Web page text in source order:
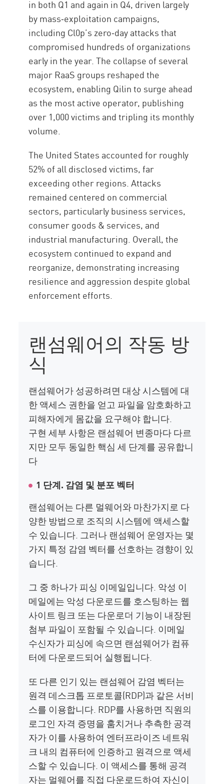
in both Q1 and again in Q4, driven largely
by mass‑exploitation campaigns,
including Cl0p’s zero‑day attacks that
compromised hundreds of organizations
early in the year. The collapse of several
major RaaS groups reshaped the
ecosystem, enabling Qilin to surge ahead
as the most active operator, publishing
over 1,000 victims and tripling its monthly
volume.
The United States accounted for roughly
52% of all disclosed victims, far
exceeding other regions. Attacks
remained centered on commercial
sectors, particularly business services,
consumer goods & services, and
industrial manufacturing. Overall, the
ecosystem continued to expand and
reorganize, demonstrating increasing
resilience and aggression despite global
enforcement efforts.
랜섬웨어의 작동 방
식
랜섬웨어가 성공하려면 대상 시스템에 대
한 액세스 권한을 얻고 파일을 암호화하고
피해자에게 몸값을 요구해야 합니다.
구현 세부 사항은 랜섬웨어 변종마다 다르
지만 모두 동일한 핵심 세 단계를 공유합니
다
1 단계. 감염 및 분포 벡터
랜섬웨어는 다른 멀웨어와 마찬가지로 다
양한 방법으로 조직의 시스템에 액세스할
수 있습니다. 그러나 랜섬웨어 운영자는 몇
가지 특정 감염 벡터를 선호하는 경향이 있
습니다.
그 중 하나가 피싱 이메일입니다. 악성 이
메일에는 악성 다운로드를 호스팅하는 웹
사이트 링크 또는 다운로더 기능이 내장된
첨부 파일이 포함될 수 있습니다. 이메일
수신자가 피싱에 속으면 랜섬웨어가 컴퓨
터에 다운로드되어 실행됩니다.
또 다른 인기 있는 랜섬웨어 감염 벡터는
원격 데스크톱 프로토콜(RDP)과 같은 서비
스를 이용합니다. RDP를 사용하면 직원의
로그인 자격 증명을 훔치거나 추측한 공격
자가 이를 사용하여 엔터프라이즈 네트워
크 내의 컴퓨터에 인증하고 원격으로 액세
스할 수 있습니다. 이 액세스를 통해 공격
자는 멀웨어를 직접 다운로드하여 자신이